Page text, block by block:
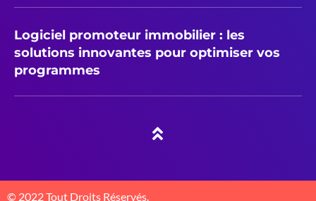
Logiciel promoteur immobilier : les
solutions innovantes pour optimiser vos
programmes
© 2022 Tout Droits Réservés.